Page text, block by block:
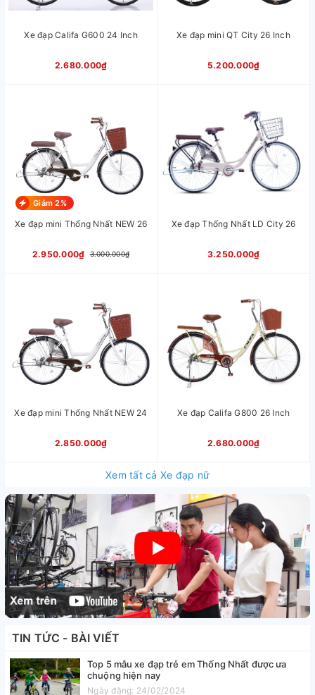
Xe đạp Califa G600 24 Inch
2.680.000₫
Xe đạp mini QT City 26 Inch
5.200.000₫
Giảm 2%
Xe đạp mini Thống Nhất NEW 26
2.950.000₫ 3.000.000₫
Xe đạp Thống Nhất LD City 26
3.250.000₫
Xe đạp mini Thống Nhất NEW 24
2.850.000₫
Xe đạp Califa G800 26 Inch
2.680.000₫
Xem tất cả Xe đạp nữ
TIN TỨC - BÀI VIẾT
Top 5 mẫu xe đạp trẻ em Thống Nhất được ưa
chuộng hiện nay
Ngày đăng: 24/02/2024